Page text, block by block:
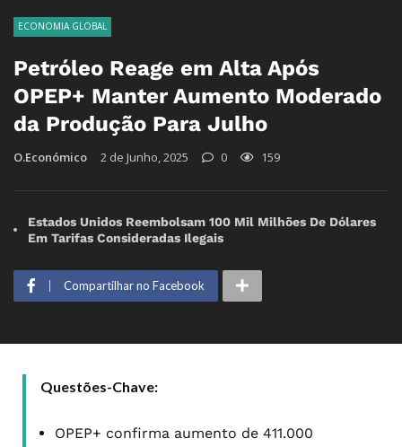
ECONOMIA GLOBAL
Petróleo Reage em Alta Após
OPEP+ Manter Aumento Moderado
da Produção Para Julho
O.Económico 2 de Junho, 2025 0 159
Estados Unidos Reembolsam 100 Mil Milhões De Dólares
Em Tarifas Consideradas Ilegais
Compartilhar no Facebook
Questões-Chave:
OPEP+ confirma aumento de 411.000